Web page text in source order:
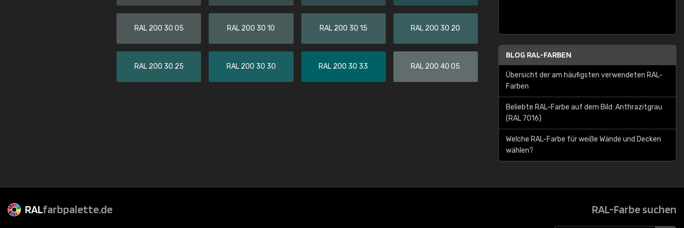
RAL 200 30 05 RAL 200 30 10 RAL 200 30 15 RAL 200 30 20
RAL 200 30 25 RAL 200 30 30 RAL 200 30 33 RAL 200 40 05
BLOG RAL-FARBEN
Übersicht der am häufigsten verwendeten RAL-
Farben
Beliebte RAL-Farbe auf dem Bild: Anthrazitgrau
(RAL 7016)
Welche RAL-Farbe für weiße Wände und Decken
wählen?
RALfarbpalette.de RAL-Farbe suchen